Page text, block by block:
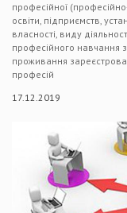
професійної
освіти, підприємств,
власності, виду
професійного навчання
проживання
професій
17.12.2019